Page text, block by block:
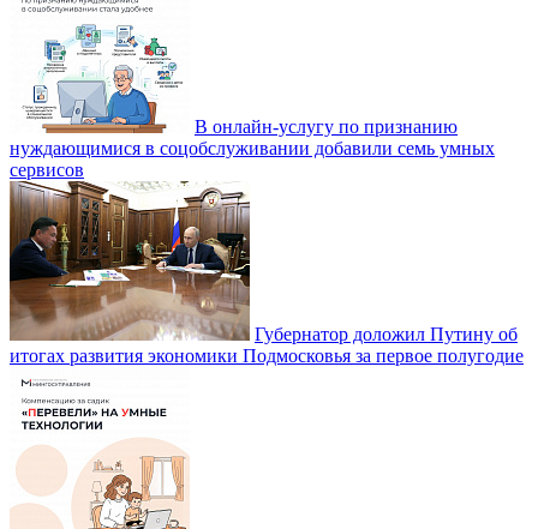
В онлайн-услугу по признанию
нуждающимися в соцобслуживании добавили семь умных
сервисов
Губернатор доложил Путину об
итогах развития экономики Подмосковья за первое полугодие